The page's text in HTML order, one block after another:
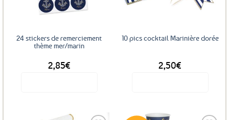
24 stickers de remerciement
thème mer/marin
2,85€
10 pics cocktail Marinière dorée
2,50€